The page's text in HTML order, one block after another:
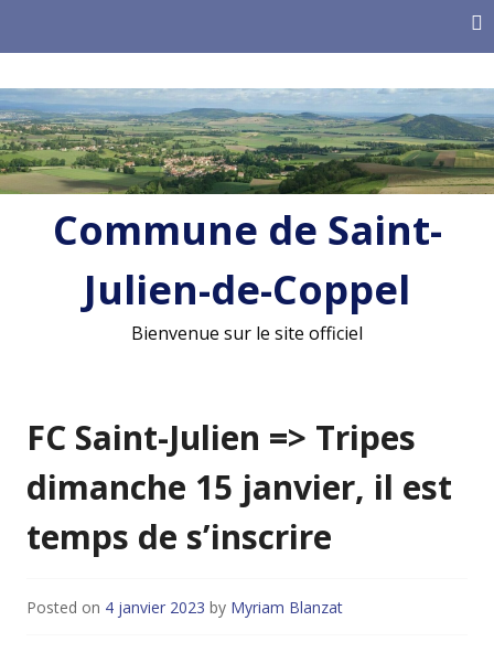
Commune de Saint-
Julien-de-Coppel
Bienvenue sur le site officiel
FC Saint-Julien => Tripes
dimanche 15 janvier, il est
temps de s’inscrire
Posted on 4 janvier 2023 by Myriam Blanzat